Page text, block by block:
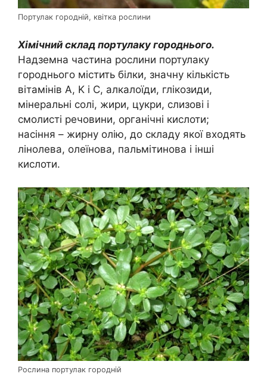
Портулак городній, квітка рослини
Хімічний склад портулаку городнього.
Надземна частина рослини портулаку
городнього містить білки, значну кількість
вітамінів А, K і C, алкалоїди, глікозиди,
мінеральні солі, жири, цукри, слизові і
смолисті речовини, органічні кислоти;
насіння – жирну олію, до складу якої входять
лінолева, олеїнова, пальмітинова і інші
кислоти.
Рослина портулак городній